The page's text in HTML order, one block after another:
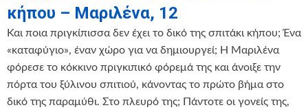
κήπου – Μαριλένα, 12
Και ποια πριγκίπισσα δεν έχει το δικό της σπιτάκι κήπου; Ένα
«καταφύγιο», έναν χώρο για να δημιουργεί; Η Μαριλένα
φόρεσε το κόκκινο πριγκιπικό φόρεμά της και άνοιξε την
πόρτα του ξύλινου σπιτιού, κάνοντας το πρώτο βήμα στο
δικό της παραμύθι. Στο πλευρό της; Πάντοτε οι γονείς της,